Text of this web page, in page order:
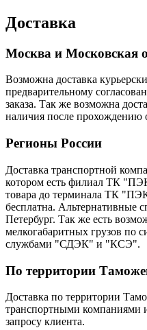
Доставка
Москва и Московская
Возможна доставка
предварительному
заказа. Так же возможна
наличия после прохождению
Регионы России
Доставка транспортной
котором есть филиал ТК
товара до терминала ТК
бесплатна. Альтернативные
Петербург. Так же есть
мелкогабаритных грузов по
службами "СДЭК" и "КСЭ".
По территории
Доставка по территории
транспортными компаниями
запросу клиента.